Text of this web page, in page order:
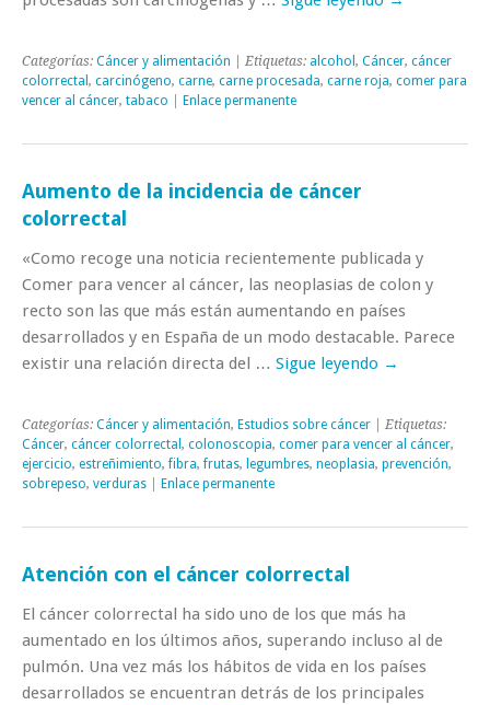
Categorías: Cáncer y alimentación | Etiquetas: alcohol , Cáncer, cáncer
colorrectal , carcinógeno, carne, carne procesada, carne roja, comer para
vencer al cáncer, tabaco Enlace permanente
Aumento de la incidencia de cáncer
colorrectal
«Como recoge una noticia recientemente publicada y
Comer para vencer al cáncer, las neoplasias de colon y
recto son las que más están aumentando en países
desarrollados y en España de un modo destacable. Parece
existir una relación directa del … Sigue leyendo →
Categorías: Cáncer y alimentación, Estudios sobre cáncer | Etiquetas:
Cáncer, cáncer colorrectal , colonoscopia, comer para vencer al cáncer,
ejercicio, estreñimiento,fibra,frutas, legumbres, neoplasia, prevención,
sobrepeso, verduras Enlace permanente
Atención con el cáncer colorrectal
El cáncer colorrectal ha sido uno de los que más ha
aumentado en los últimos años, superando incluso al de
pulmón. Una vez más los hábitos de vida en los países
desarrollados se encuentran detrás de los principales